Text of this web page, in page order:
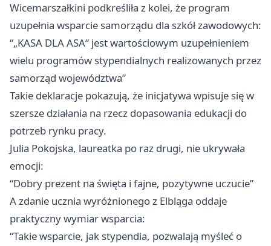
Wicemarszałkini podkreśliła z kolei, że program
uzupełnia wsparcie samorządu dla szkół zawodowych:
“„KASA DLA ASA“ jest wartościowym uzupełnieniem
wielu programów stypendialnych realizowanych przez
samorząd województwa”
Takie deklaracje pokazują, że inicjatywa wpisuje się w
szersze działania na rzecz dopasowania edukacji do
potrzeb rynku pracy.
Julia Pokojska, laureatka po raz drugi, nie ukrywała
emocji:
“Dobry prezent na święta i fajne, pozytywne uczucie”
A zdanie ucznia wyróżnionego z Elbląga oddaje
praktyczny wymiar wsparcia:
“Takie wsparcie, jak stypendia, pozwalają myśleć o